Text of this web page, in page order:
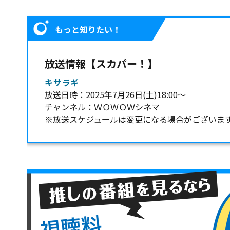
もっと知りたい！
放送情報【スカパー！】
キサラギ
放送日時：2025年7月26日(土)18:00～
チャンネル：ＷＯＷＯＷシネマ
※放送スケジュールは変更になる場合がございま